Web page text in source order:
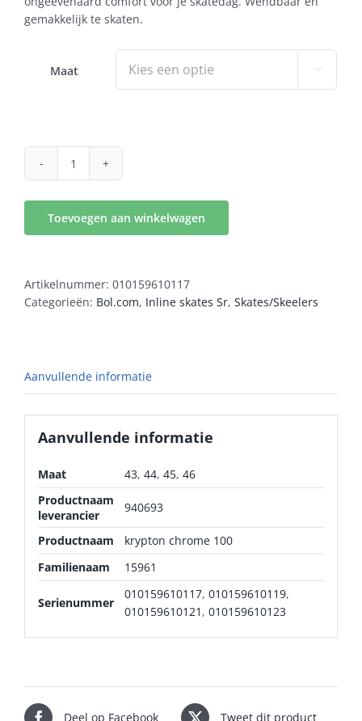
gemakkelijk te skaten.
Maat 
krypton
aantal
Toevoegen aan winkelwagen
Artikelnummer: 010159610117
Categorieën: Bol.com, Inline skates Sr, Skates/Skeelers
Aanvullende informatie
Aanvullende informatie
Maat 43, 44, 45, 46
Productnaam
leverancier
940693
Productnaam
krypton chrome 100
Familienaam
15961
Serienummer
010159610117, 010159610119,
010159610121 , 010159610123
Deel op Facebook Tweet dit product